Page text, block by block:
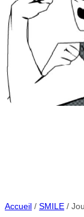
Accueil / SMILE /